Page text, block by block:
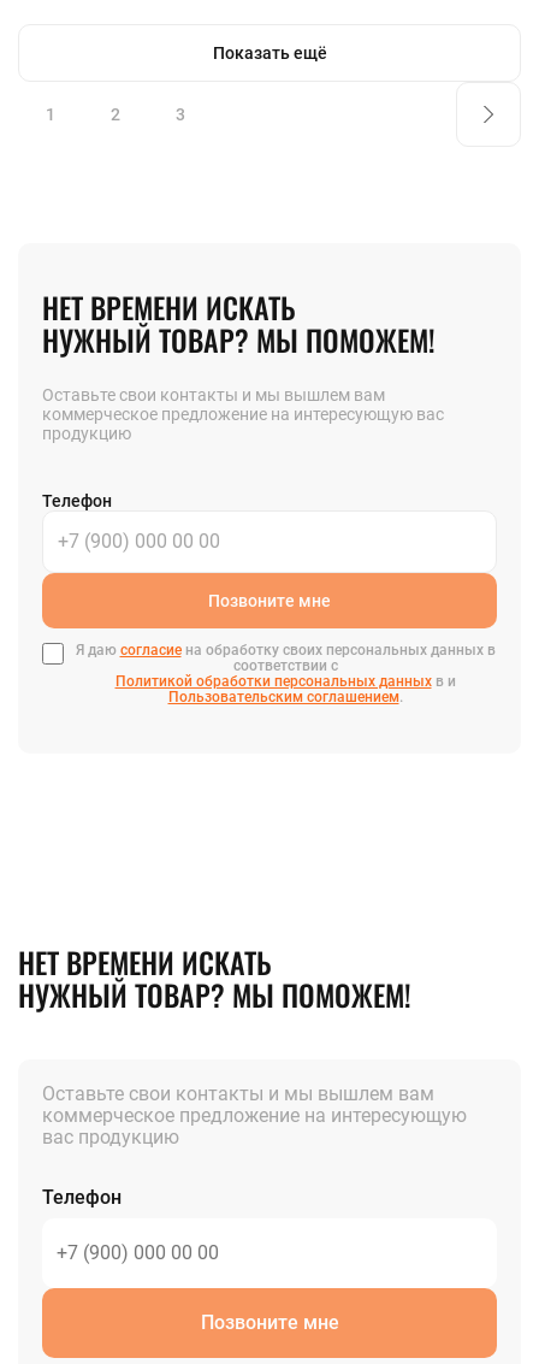
Показать ещё
1 2 3
НЕТ ВРЕМЕНИ ИСКАТЬ
НУЖНЫЙ ТОВАР? МЫ ПОМОЖЕМ!
Оставьте свои контакты и мы вышлем вам
коммерческое предложение на интересующую вас
продукцию
Телефон
Позвоните мне
Я даю согласиена обработку своих персональных данных в
соответствии с
Политикой обработки персональных данныхв и
Пользовательским соглашением.
НЕТ ВРЕМЕНИ ИСКАТЬ
НУЖНЫЙ ТОВАР? МЫ ПОМОЖЕМ!
Оставьте свои контакты и мы вышлем вам
коммерческое предложение на интересующую
вас продукцию
Телефон
Позвоните мне